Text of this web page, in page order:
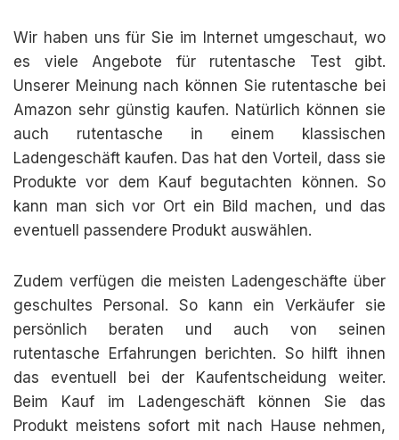
Wir haben uns für Sie im Internet umgeschaut, wo
es viele Angebote für rutentasche Test gibt.
Unserer Meinung nach können Sie rutentasche bei
Amazon sehr günstig kaufen. Natürlich können sie
auch rutentasche in einem klassischen
Ladengeschäft kaufen. Das hat den Vorteil, dass sie
Produkte vor dem Kauf begutachten können. So
kann man sich vor Ort ein Bild machen, und das
eventuell passendere Produkt auswählen.
Zudem verfügen die meisten Ladengeschäfte über
geschultes Personal. So kann ein Verkäufer sie
persönlich beraten und auch von seinen
rutentasche Erfahrungen berichten. So hilft ihnen
das eventuell bei der Kaufentscheidung weiter.
Beim Kauf im Ladengeschäft können Sie das
Produkt meistens sofort mit nach Hause nehmen,